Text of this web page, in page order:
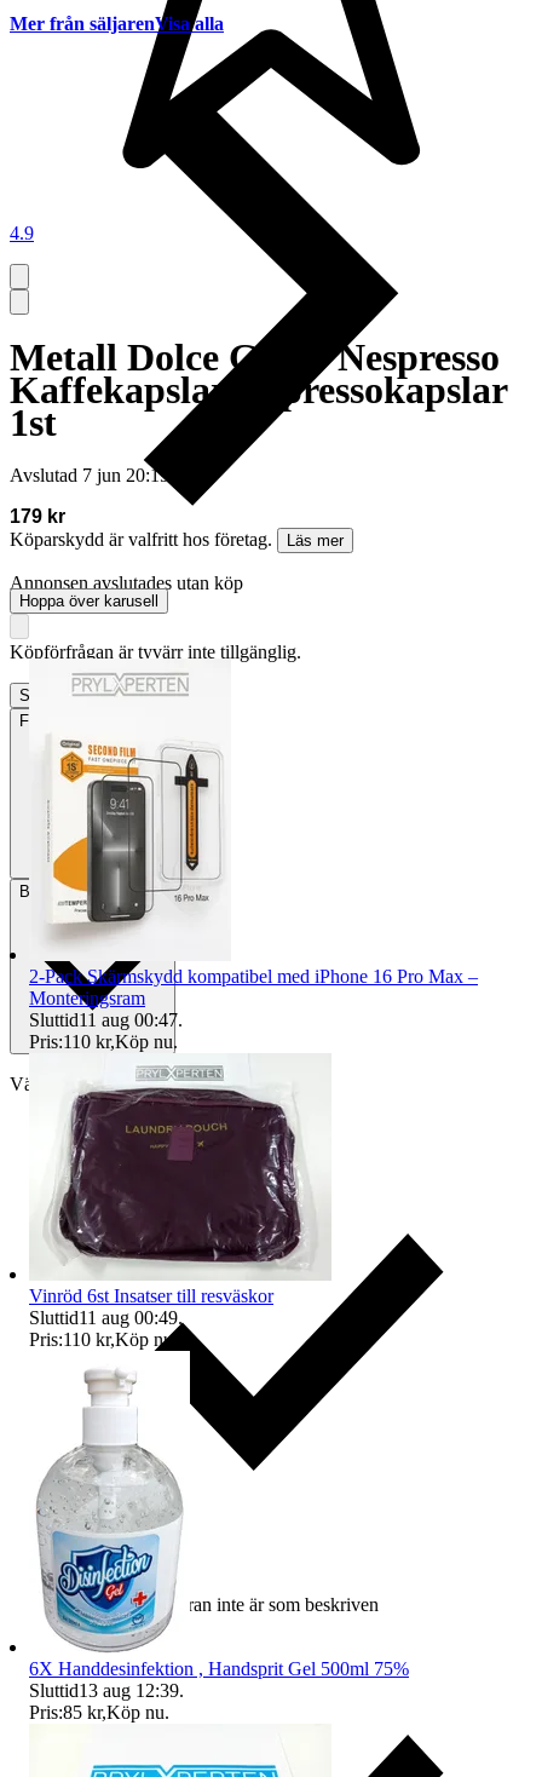
4.9
Metall Dolce Gusto Nespresso
Kaffekapslar Expressokapslar
1st
Avslutad 7 jun 20:19
179 kr
Köparskydd är valfritt hos företag.
Läs mer
Annonsen avslutades utan köp
Köpförfrågan är tyvärr inte tillgänglig.
Slutade 7 jun 20:19
Frakt
BetalningVia Tradera
Välj till köparskydd
Ersättning om varan inte är som beskriven
Mer från säljarenVisa alla
Hoppa över karusell
2-Pack Skärmskydd kompatibel med iPhone 16 Pro Max –
Monteringsram
Sluttid11 aug 00:47.
Pris:110 kr,Köp nu.
Vinröd 6st Insatser till resväskor
Sluttid11 aug 00:49.
Pris:110 kr,Köp nu
6X Handdesinfektion , Handsprit Gel 500ml 75%
Sluttid13 aug 12:39.
Pris:85 kr,Köp nu.